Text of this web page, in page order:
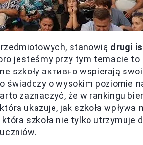
stanowią drugi
jesteśmy przy tym temacie to
szkoły активно wspierają
świadczy o wysokim poziomie
zaznaczyć, że w rankingu
ukazuje, jak szkoła wpływa
szkoła nie tylko utrzymuje